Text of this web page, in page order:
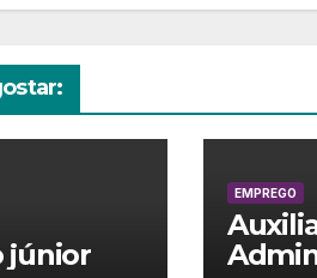
júnior
EMPREGO